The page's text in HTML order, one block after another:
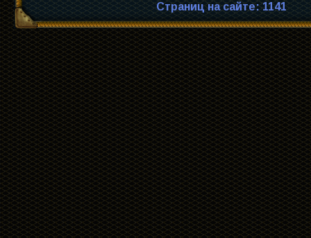
Страниц на сайте: 1141